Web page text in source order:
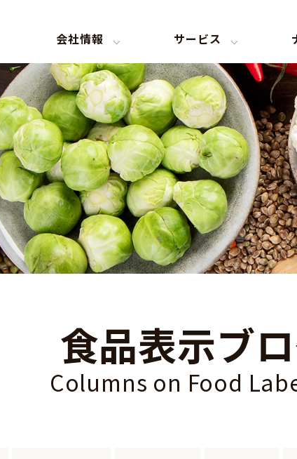
会社情報 サービス
食品表示ブ
Columns on Food